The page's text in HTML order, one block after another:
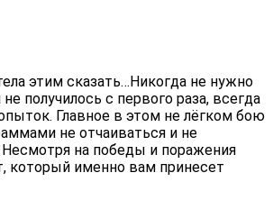
этим сказать…Никогда не нужно
получилось с первого раза, всегда
Главное в этом не лёгком бою
не отчаиваться и не
Несмотря на победы и поражения
который именно вам принесет